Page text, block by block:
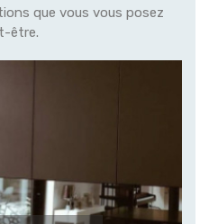
que vous vous posez
être.
types de verres et leurs